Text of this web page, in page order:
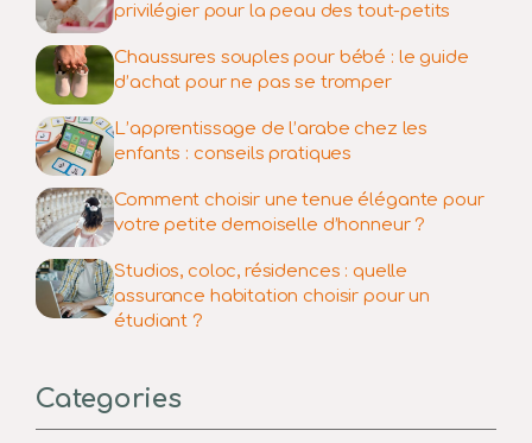
privilégier pour la peau des tout-petits
Chaussures souples pour bébé : le guide
d’achat pour ne pas se tromper
L’apprentissage de l’arabe chez les
enfants : conseils pratiques
Comment choisir une tenue élégante pour
votre petite demoiselle d’honneur ?
Studios, coloc, résidences : quelle
assurance habitation choisir pour un
étudiant ?
Categories